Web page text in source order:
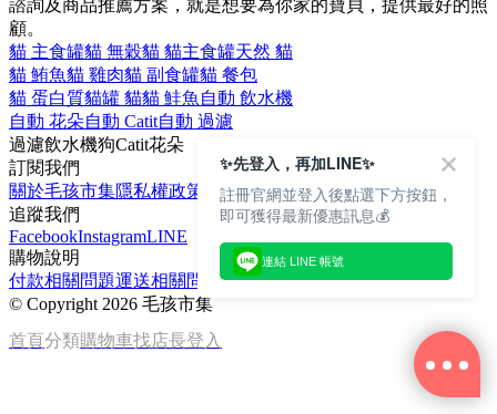
諮詢及商品推薦方案，就是想要為你家的寶貝，提供最好的照
顧。
貓 主食罐貓 無穀貓 貓主食罐天然 貓
貓 鮪魚貓 雞肉貓 副食罐貓 餐包
貓 蛋白質貓罐 貓貓 鮭魚 自動 飲水機
自動 花朵自動 Catit自動 過濾
過濾飲水機狗Catit花朵
訂閱我們
關於毛孩市集隱私權政策
文章
追蹤我們
FacebookInstagramLINE
購物說明
付款相關問題運送相關問題退換貨說明
© Copyright 2026 毛孩市集
首頁分類購物車找店長登入
✨先登入，再加LINE✨
註冊官網並登入後點選下方按鈕，
即可獲得最新優惠訊息💰
連結 LINE 帳號